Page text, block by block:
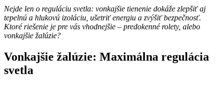
Nejde len o reguláciu svetla: vonkajšie tienenie dokáže zlepšiť aj
tepelnú a hlukovú izoláciu, ušetriť energiu a zvýšiť bezpečnosť.
Ktoré riešenie je pre vás vhodnejšie – predokenné rolety, alebo
vonkajšie žalúzie?
Vonkajšie žalúzie: Maximálna regulácia
svetla